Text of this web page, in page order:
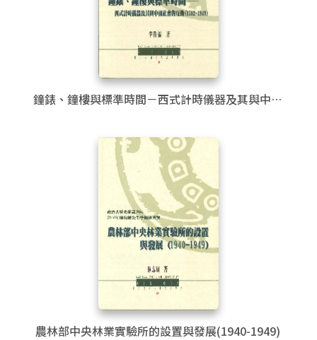
鐘錶、鐘樓與標準時間－西式計時儀器及其與中國
農林部中央林業實驗所的設置與發展(1940-1949)